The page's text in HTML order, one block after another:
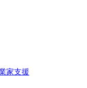
家支援